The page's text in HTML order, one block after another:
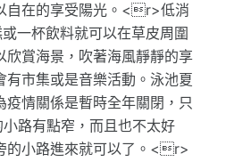
自在的享受陽光。<r>低消
一杯飲料就可以在草皮周圍
欣賞海景，吹著海風靜靜的享
有市集或是音樂活動。泳池夏
疫情關係是暫時全年關閉，只
路有點窄，而且也不太好
的小路進來就可以了。<r>